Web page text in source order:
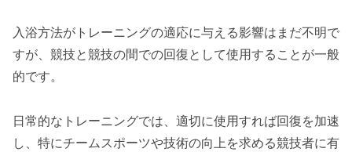
入浴方法がトレーニングの適応に与える影響はまだ不明で
すが、競技と競技の間での回復として使用することが一般
的です。
日常的なトレーニングでは、適切に使用すれば回復を加速
し、特にチームスポーツや技術の向上を求める競技者に有